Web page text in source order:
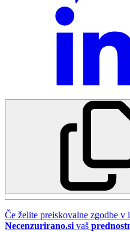
Če želite preiskovalne zgodbe v
Necenzurirano.si vaš